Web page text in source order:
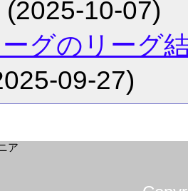
(2025-10-07)
グのリーグ
09-27)
ア